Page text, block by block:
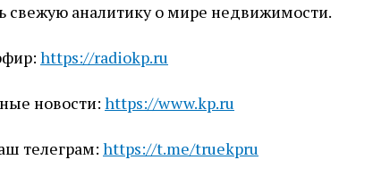
свежую аналитику о мире недвижимости.
https://radiokp.ru
новости: https://www.kp.ru
телеграм: https://t.me/truekpru